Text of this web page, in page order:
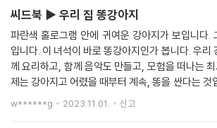
계 위에, 과일 접시 위에도 야무지게 똥을 쌌거든요.
아지와 단둘이 오래 상담한 뒤, 보호자에게 이렇게
“강아지에게 큰 이상은 없어요. 마음이 불안해서 그
믿어 주세요. 시간이 조금 지나면 똥 문제는 사라질
씨드북 ▶ 우리 집 똥강아지
파란색 홀로그램 안에 귀여운 강아지가 보입니다.
입니다. 이 녀석이 바로 똥강아지인가 봅니다. 우리
께 요리하고, 함께 음악도 만들고, 모험을 떠나는
제는 강아지고 어렸을 때부터 계속, 똥을 싼다는 것
연스러운 일인데 우리 집 강아지가 똥강아지라고
w******g 2023.11.01. 신고